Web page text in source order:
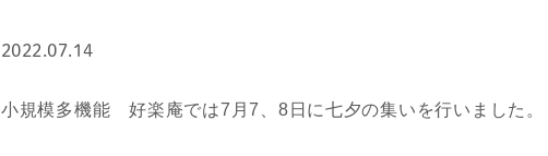
2022.07.14
小規模多機能 好楽庵では7月7、8日に七夕の集いを行いました。